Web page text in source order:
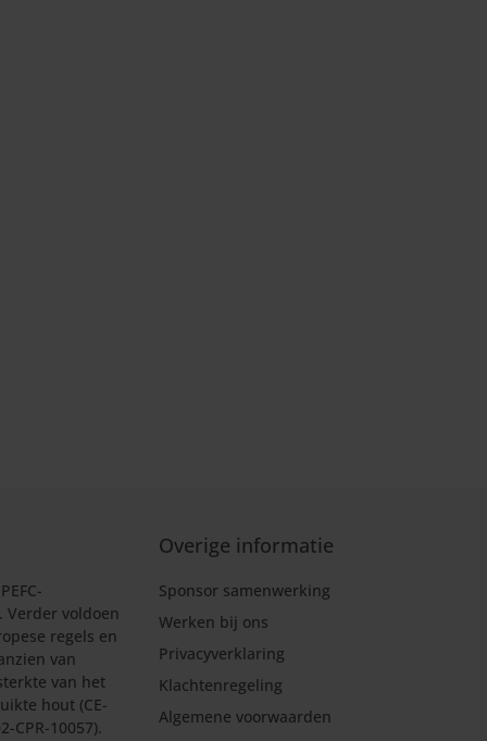
Verder voldoen
regels en
van
van het
hout (CE-
CPR-10057).
Overige informatie
Sponsor samenwerking
Werken bij ons
Privacyverklaring
Klachtenregeling
Algemene voorwaarden